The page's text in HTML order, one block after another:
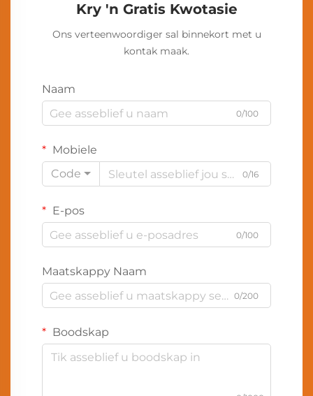
Kry 'n Gratis Kwotasie
Ons verteenwoordiger sal binnekort met u
kontak maak.
Naam
0/100
Mobiele
Code
0/16
E-pos
0/100
Maatskappy Naam
0/200
Boodskap